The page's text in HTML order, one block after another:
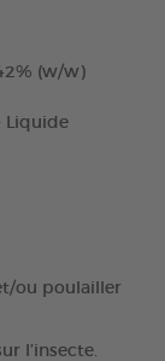
(w/w)
Liquide
ou poulailler
l’insecte.